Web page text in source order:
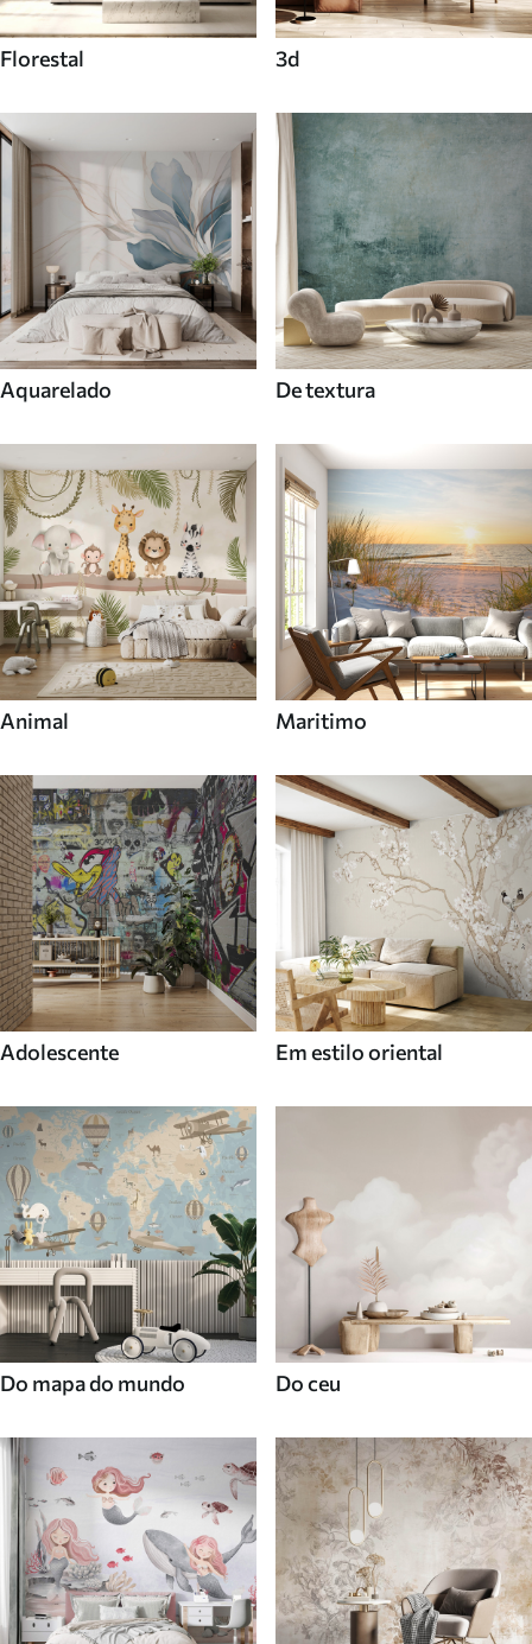
Florestal 3d
Aquarelado De textura
Animal Maritimo
Adolescente Em estilo oriental
Do mapa do mundo Do ceu